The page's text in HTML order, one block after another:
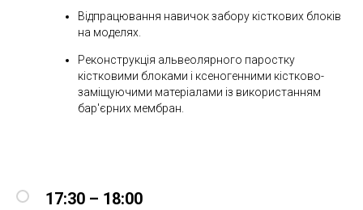
Відпрацювання навичок забору кісткових блоків
на моделях.
Реконструкція альвеолярного паростку
кістковими блоками і ксеногенними кістково-
заміщуючими матеріалами із використанням
бар'єрних мембран.
17:30 – 18:00